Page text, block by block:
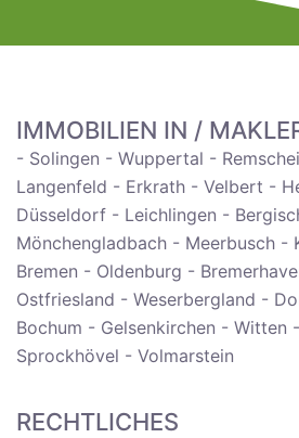
IMMOBILIEN IN /
- Solingen - Wuppertal -
Langenfeld - Erkrath - Velbert -
Düsseldorf - Leichlingen -
Mönchengladbach - Meerbusch -
Bremen - Oldenburg -
Ostfriesland - Weserbergland -
Bochum - Gelsenkirchen - Witten
Sprockhövel - Volmarstein
RECHTLICHES